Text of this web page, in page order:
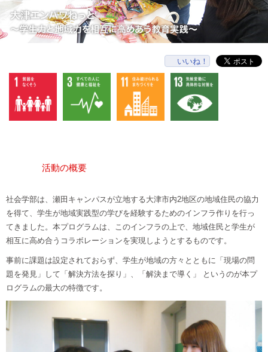
いいね！
活動の概要
社会学部は、瀬田キャンパスが立地する大津市内2地区の地域住民の協力
を得て、学生が地域実践型の学びを経験するためのインフラ作りを行っ
てきました。本プログラムは、このインフラの上で、地域住民と学生が
相互に高め合うコラボレーションを実現しようとするものです。
事前に課題は設定されておらず、学生が地域の方々とともに「現場の問
題を発見」して「解決方法を探り」、「解決まで導く」 というのが本プ
ログラムの最大の特徴です。